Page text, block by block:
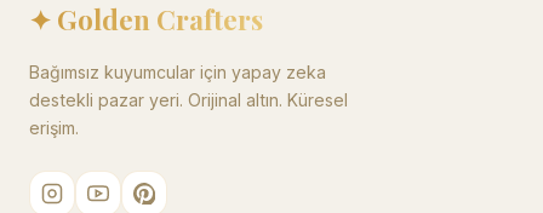
✦ Golden Crafters
Bağımsız kuyumcular için yapay zeka
destekli pazar yeri. Orijinal altın. Küresel
erişim.